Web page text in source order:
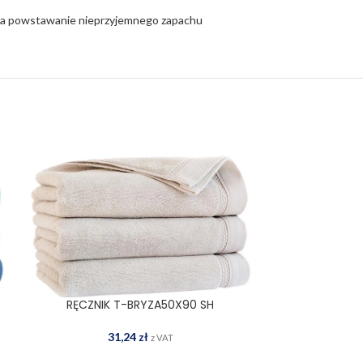
powstawanie nieprzyjemnego zapachu
DODAJ DO KOSZYKA
RĘCZNIK T-BRYZA50X90 SH
31,24 zł z VAT